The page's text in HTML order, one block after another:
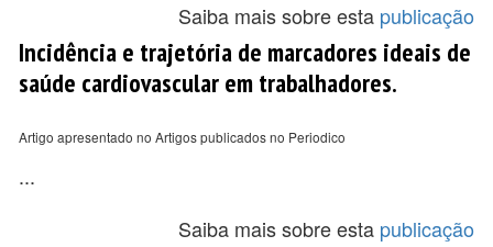
Saiba mais sobre esta publicação
Incidência e trajetória de marcadores ideais de
saúde cardiovascular em trabalhadores.
Artigo apresentado no Artigos publicados no Periodico
...
Saiba mais sobre esta publicação